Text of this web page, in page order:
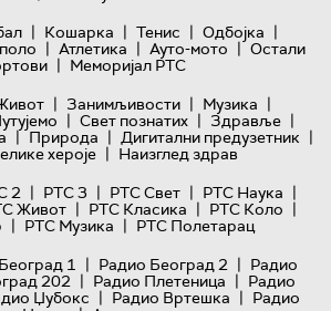
| Кошарка | Тенис | Одбојка |
| Атлетика | Ауто-мото | Остали
| Меморијал РТС
| Занимљивости | Музика |
| Свет познатих | Здравље |
| Природа | Дигитални предузетник |
хероје | Наизглед здрав
2 | РТС 3 | РТС Свет | РТС Наука |
Живот | РТС Класика | РТС Коло |
| РТС Музика | РТС Полетарац
1 | Радио Београд 2 | Радио
202 | Радио Плетеница | Радио
Џубокс | Радио Вртешка | Радио